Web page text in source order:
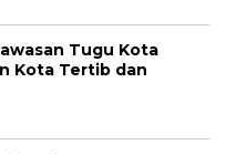
Tugu Kota
Kota Tertib dan